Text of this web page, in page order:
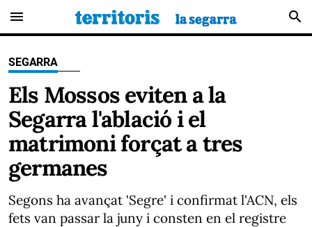
menu search
SEGARRA
Els Mossos eviten a la
Segarra l'ablació i el
matrimoni forçat a tres
germanes
Segons ha avançat 'Segre' i confirmat l'ACN, els
fets van passar la juny i consten en el registre